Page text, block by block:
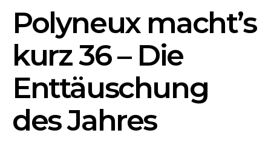
Polyneux macht’s
kurz 36 – Die
Enttäuschung
des Jahres